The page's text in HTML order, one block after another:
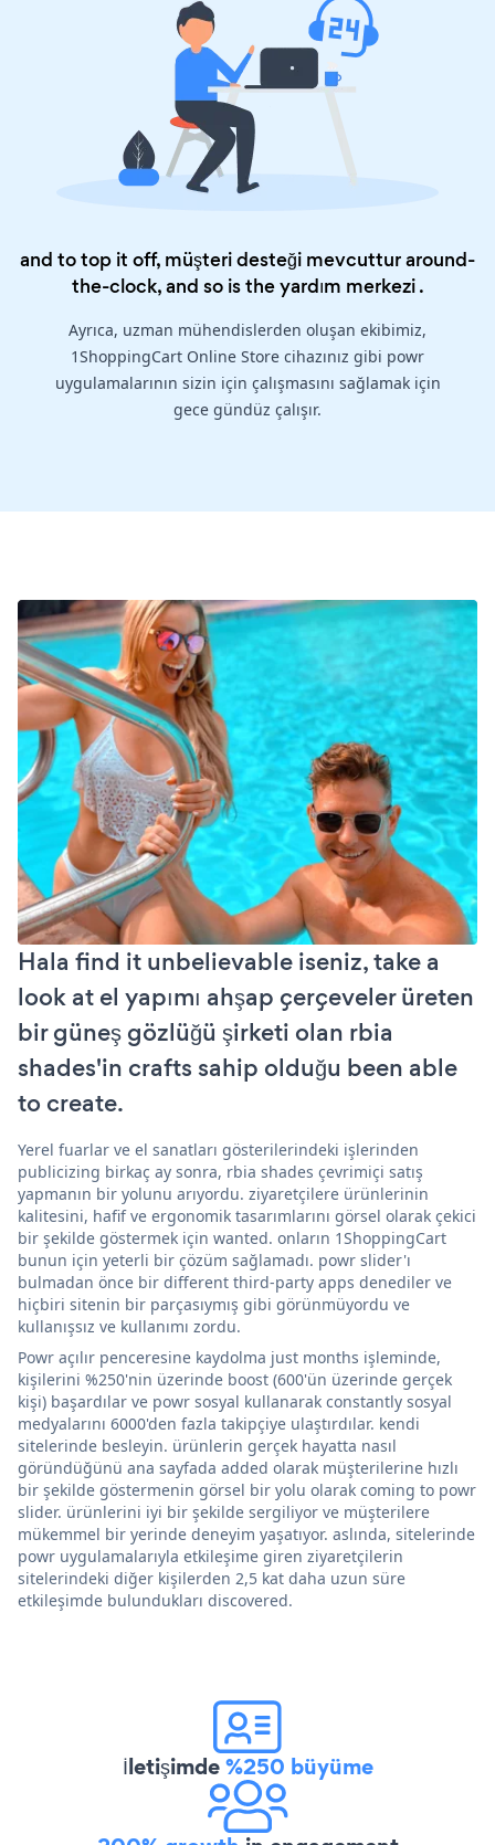
and to top it off, müşteri desteği mevcuttur around-
the-clock, and so is theyardım merkezi.
Ayrıca, uzman mühendislerden oluşan ekibimiz,
1ShoppingCart Online Store cihazınız gibi powr
uygulamalarının sizin için çalışmasını sağlamak için
gece gündüz çalışır.
Hala find it unbelievable iseniz, take a
look at el yapımı ahşap çerçeveler üreten
bir güneş gözlüğü şirketi olan rbia
shades'in crafts sahip olduğu been able
to create.
Yerel fuarlar ve el sanatları gösterilerindeki işlerinden
publicizing birkaç ay sonra, rbia shades çevrimiçi satış
yapmanın bir yolunu arıyordu. ziyaretçilere ürünlerinin
kalitesini, hafif ve ergonomik tasarımlarını görsel olarak çekici
bir şekilde göstermek için wanted. onların 1ShoppingCart
bunun için yeterli bir çözüm sağlamadı. powr slider'ı
bulmadan önce bir different third-party apps denediler ve
hiçbiri sitenin bir parçasıymış gibi görünmüyordu ve
kullanışsız ve kullanımı zordu.
Powr açılır penceresine kaydolma just months işleminde,
kişilerini %250'nin üzerinde boost (600'ün üzerinde gerçek
kişi) başardılar ve powr sosyal kullanarak constantly sosyal
medyalarını 6000'den fazla takipçiye ulaştırdılar. kendi
sitelerinde besleyin. ürünlerin gerçek hayatta nasıl
göründüğünü ana sayfada added olarak müşterilerine hızlı
bir şekilde göstermenin görsel bir yolu olarak coming to powr
slider. ürünlerini iyi bir şekilde sergiliyor ve müşterilere
mükemmel bir yerinde deneyim yaşatıyor. aslında, sitelerinde
powr uygulamalarıyla etkileşime giren ziyaretçilerin
sitelerindeki diğer kişilerden 2,5 kat daha uzun süre
etkileşimde bulundukları discovered.
İletişimde%250 büyüme